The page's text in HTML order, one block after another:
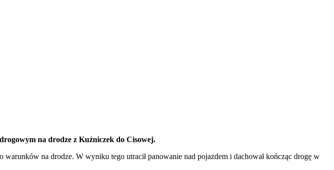
na drodze z Kuźniczek do Cisowej.
na drodze. W wyniku tego utracił panowanie nad pojazdem i dachował kończąc drogę w